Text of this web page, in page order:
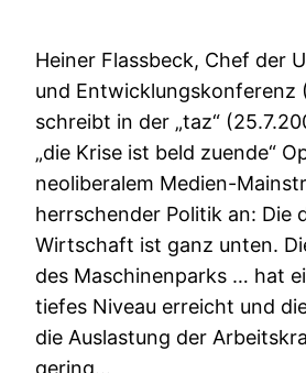
Heiner Flassbeck, Chef der
und Entwicklungskonferenz
schreibt in der „taz“
„die Krise ist beld zuende“
neoliberalem Medien-
herrschender Politik an: Die
Wirtschaft ist ganz unten.
des Maschinenparks … hat
tiefes Niveau erreicht und
die Auslastung der